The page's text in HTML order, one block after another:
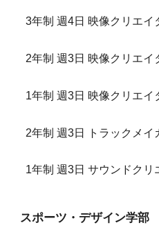
3年制 週4日 映像クリエイ
2年制 週3日 映像クリエイ
1年制 週3日 映像クリエイ
2年制 週3日 トラックメ
1年制 週3日 サウンドクリ
スポーツ・デザイン学部